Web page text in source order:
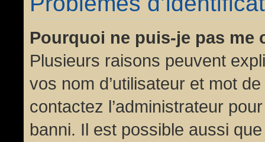
Pourquoi ne puis-je pas me
Plusieurs raisons peuvent
vos nom d’utilisateur et mot
contactez l’administrateur
banni. Il est possible aussi